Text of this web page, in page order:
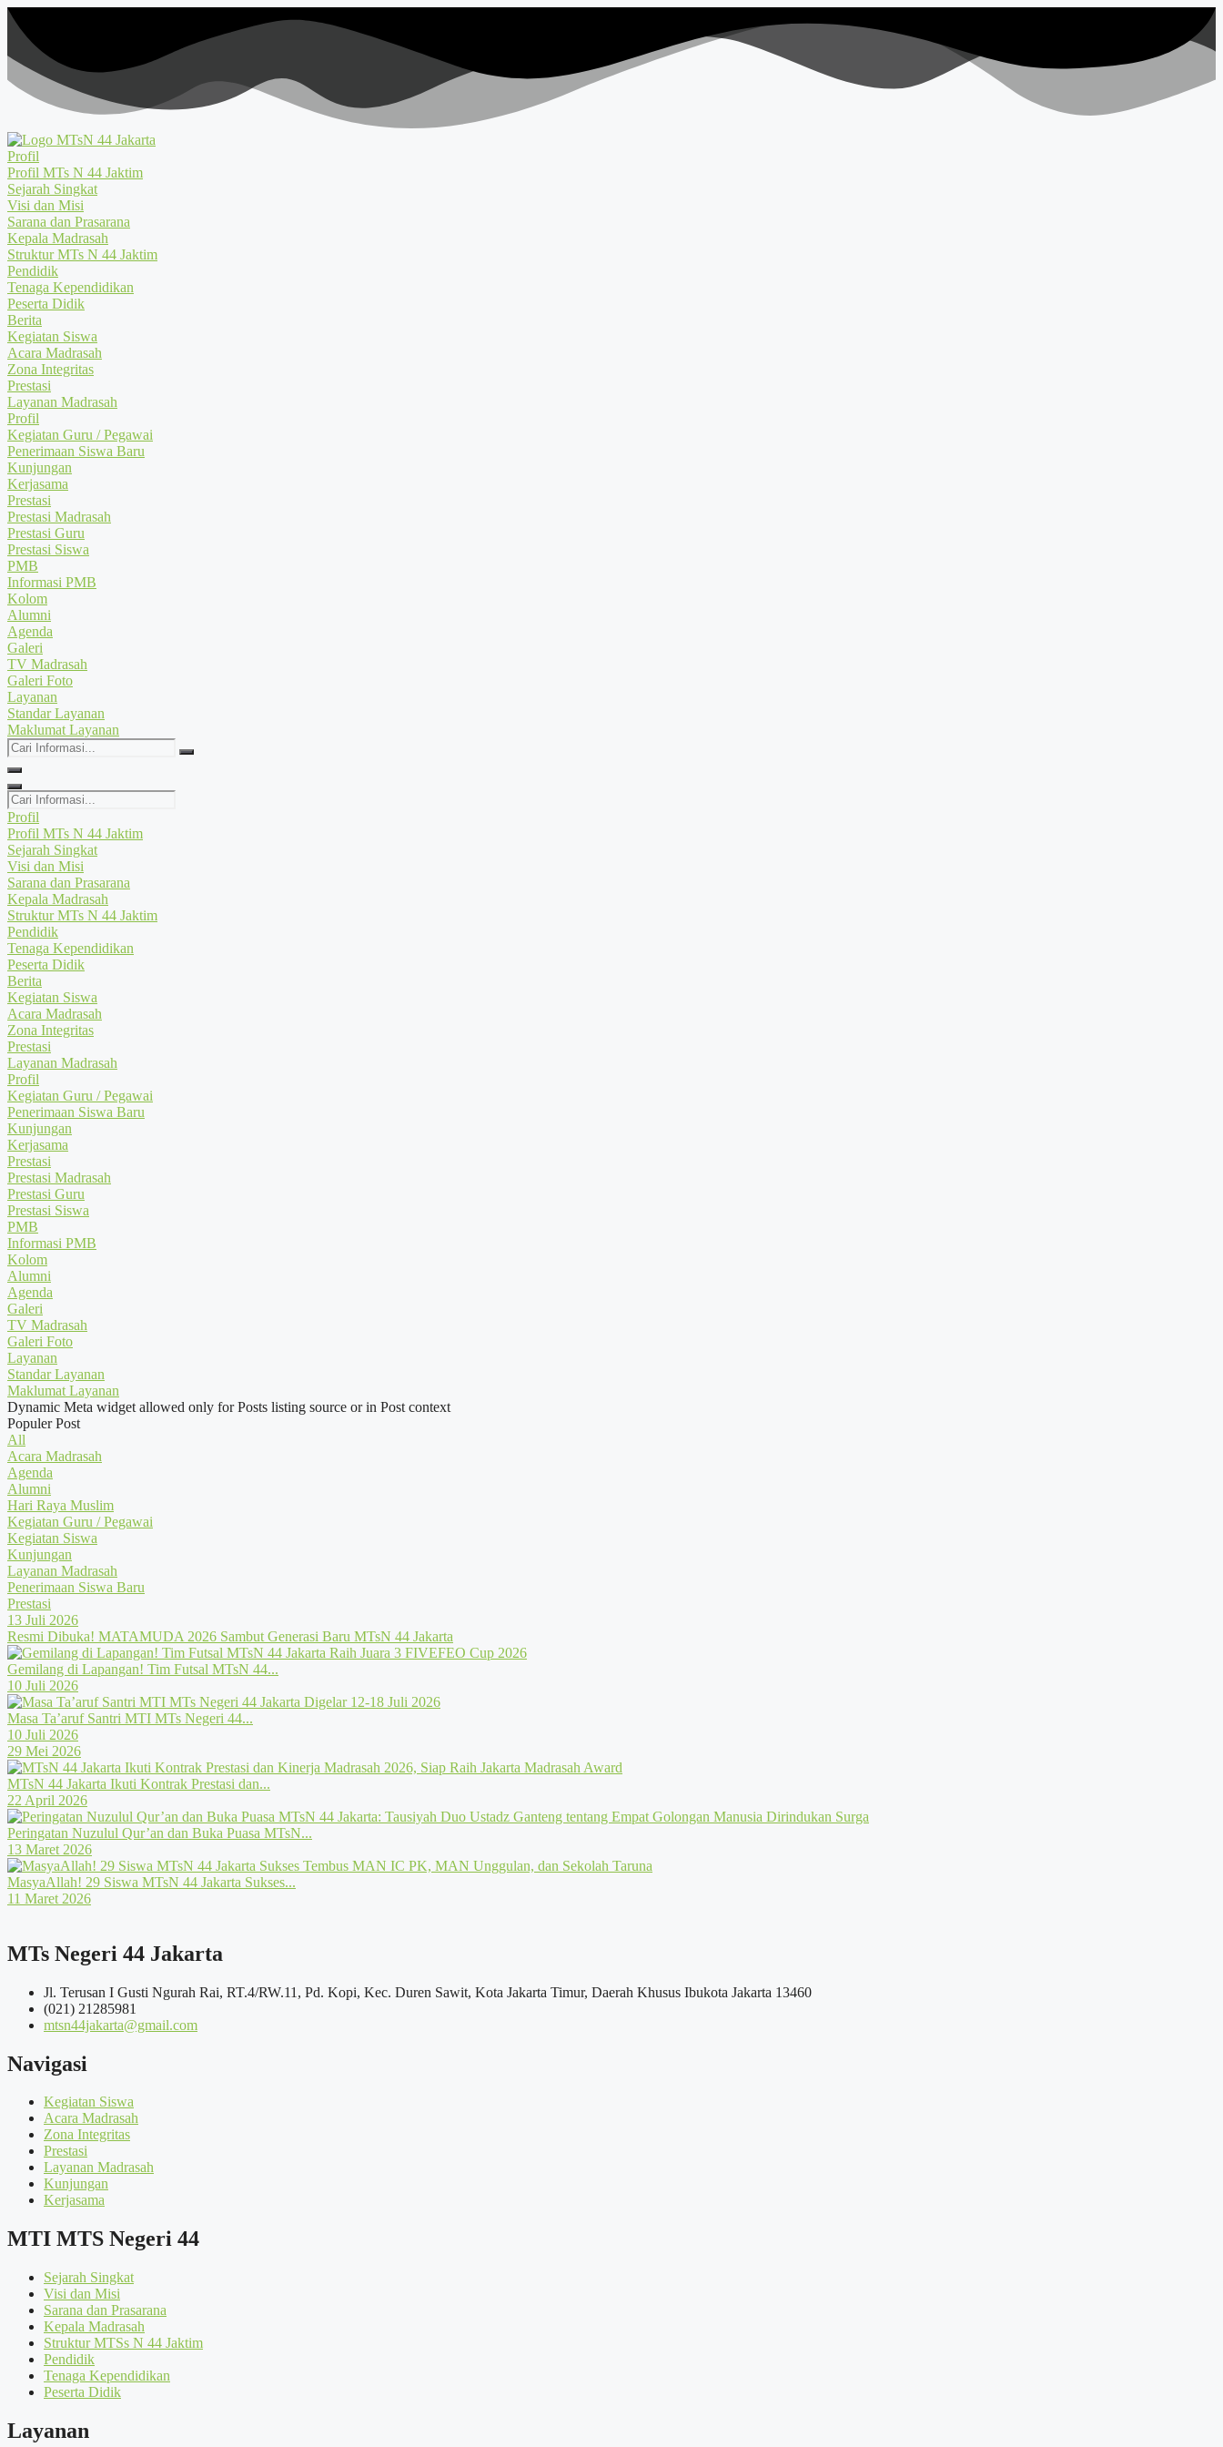
Profil
Profil MTs N 44 Jaktim
Sejarah Singkat
Visi dan Misi
Sarana dan Prasarana
Kepala Madrasah
Struktur MTs N 44 Jaktim
Pendidik
Tenaga Kependidikan
Peserta Didik
Berita
Kegiatan Siswa
Acara Madrasah
Zona Integritas
Prestasi
Layanan Madrasah
Profil
Kegiatan Guru / Pegawai
Penerimaan Siswa Baru
Kunjungan
Kerjasama
Prestasi
Prestasi Madrasah
Prestasi Guru
Prestasi Siswa
PMB
Informasi PMB
Kolom
Alumni
Agenda
Galeri
TV Madrasah
Galeri Foto
Layanan
Standar Layanan
Maklumat Layanan
Cari
Informasi...
Cari
Informasi...
Profil
Profil MTs N 44 Jaktim
Sejarah Singkat
Visi dan Misi
Sarana dan Prasarana
Kepala Madrasah
Struktur MTs N 44 Jaktim
Pendidik
Tenaga Kependidikan
Peserta Didik
Berita
Kegiatan Siswa
Acara Madrasah
Zona Integritas
Prestasi
Layanan Madrasah
Profil
Kegiatan Guru / Pegawai
Penerimaan Siswa Baru
Kunjungan
Kerjasama
Prestasi
Prestasi Madrasah
Prestasi Guru
Prestasi Siswa
PMB
Informasi PMB
Kolom
Alumni
Agenda
Galeri
TV Madrasah
Galeri Foto
Layanan
Standar Layanan
Maklumat Layanan
Dynamic Meta widget allowed only for Posts listing source or in Post context
Populer Post
All
Acara Madrasah
Agenda
Alumni
Hari Raya Muslim
Kegiatan Guru / Pegawai
Kegiatan Siswa
Kunjungan
Layanan Madrasah
Penerimaan Siswa Baru
Prestasi
13 Juli 2026
Resmi Dibuka! MATAMUDA 2026 Sambut Generasi Baru MTsN 44 Jakarta
Gemilang di Lapangan! Tim Futsal MTsN 44...
10 Juli 2026
Masa Ta’aruf Santri MTI MTs Negeri 44...
10 Juli 2026
29 Mei 2026
MTsN 44 Jakarta Ikuti Kontrak Prestasi dan...
22 April 2026
Peringatan Nuzulul Qur’an dan Buka Puasa MTsN...
13 Maret 2026
MasyaAllah! 29 Siswa MTsN 44 Jakarta Sukses...
11 Maret 2026
MTs Negeri 44 Jakarta
Jl. Terusan I Gusti Ngurah Rai, RT.4/RW.11, Pd. Kopi, Kec. Duren Sawit, Kota Jakarta Timur, Daerah Khusus Ibukota Jakarta 13460
(021) 21285981
mtsn44jakarta@gmail.com
Navigasi
Kegiatan Siswa
Acara Madrasah
Zona Integritas
Prestasi
Layanan Madrasah
Kunjungan
Kerjasama
MTI MTS Negeri 44
Sejarah Singkat
Visi dan Misi
Sarana dan Prasarana
Kepala Madrasah
Struktur MTSs N 44 Jaktim
Pendidik
Tenaga Kependidikan
Peserta Didik
Layanan